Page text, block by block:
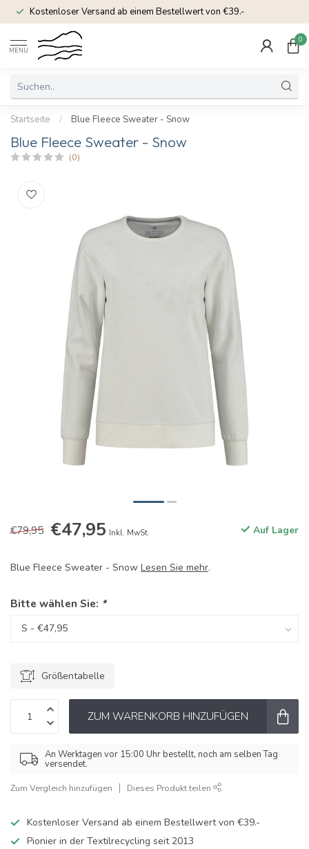
Kostenloser Versand ab einem Bestellwert von €39.-
MENU
0
Startseite / Blue Fleece Sweater - Snow
Blue Fleece Sweater - Snow
(0)
€79,95 €47,95 Inkl. MwSt. Auf Lager
Blue Fleece Sweater - Snow Lesen Sie mehr.
Bitte wählen Sie: *
Größentabelle
ZUM WARENKORB HINZUFÜGEN
An Werktagen vor 15:00 Uhr bestellt, noch am selben Tag
versendet.
Zum Vergleich hinzufügen Dieses Produkt teilen
Kostenloser Versand ab einem Bestellwert von €39.-
Pionier in der Textilrecycling seit 2013